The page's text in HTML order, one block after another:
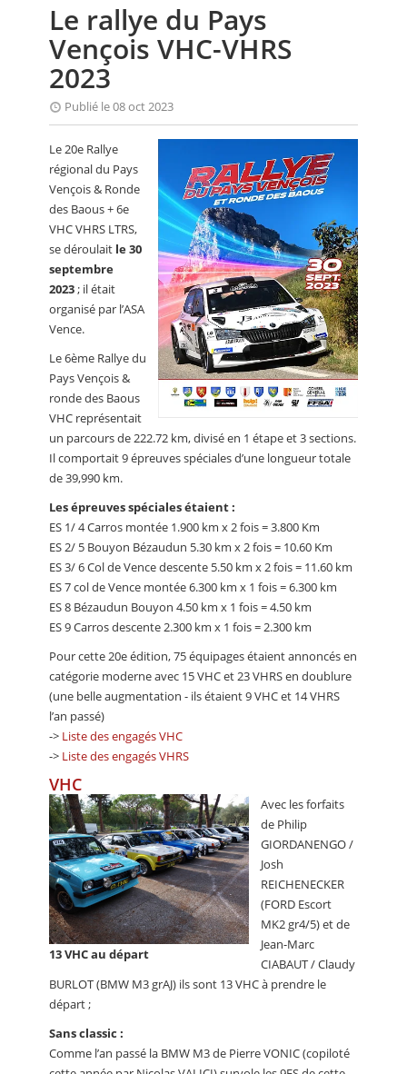
ANNUAIRES
PETITES ANNONCES
Le rallye du Pays
Vençois VHC-VHRS
2023
Publié le 08 oct 2023
Le 20e Rallye
régional du Pays
Vençois & Ronde
des Baous + 6e
VHC VHRS LTRS,
se déroulait le 30
septembre
2023; il était
organisé par l’ASA
Vence.
Le 6ème Rallye du
Pays Vençois &
ronde des Baous
VHC représentait
un parcours de 222.72 km, divisé en 1 étape et 3 sections.
Il comportait 9 épreuves spéciales d’une longueur totale
de 39,990 km.
Les épreuves spéciales étaient :
ES 1/ 4 Carros montée 1.900 km x 2 fois = 3.800 Km
ES 2/ 5 Bouyon Bézaudun 5.30 km x 2 fois = 10.60 Km
ES 3/ 6 Col de Vence descente 5.50 km x 2 fois = 11.60 km
ES 7 col de Vence montée 6.300 km x 1 fois = 6.300 km
ES 8 Bézaudun Bouyon 4.50 km x 1 fois = 4.50 km
ES 9 Carros descente 2.300 km x 1 fois = 2.300 km
Pour cette 20e édition, 75 équipages étaient annoncés en
catégorie moderne avec 15 VHC et 23 VHRS en doublure
(une belle augmentation - ils étaient 9 VHC et 14 VHRS
l’an passé)
-> Liste des engagés VHC
-> Liste des engagés VHRS
VHC
13 VHC au départ
Avec les forfaits
de Philip
GIORDANENGO /
Josh
REICHENECKER
(FORD Escort
MK2 gr4/5) et de
Jean-Marc
CIABAUT / Claudy
BURLOT (BMW M3 grAJ) ils sont 13 VHC à prendre le
départ ;
Sans classic :
Comme l’an passé la BMW M3 de Pierre VONIC (copiloté